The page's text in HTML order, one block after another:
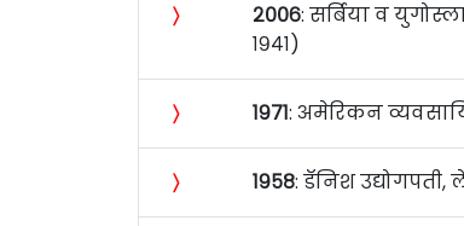
〉 २००६: सर्बिया व
१९४१)
〉 १९७१: अमेरिकन
〉 १९५८: डॅनिश